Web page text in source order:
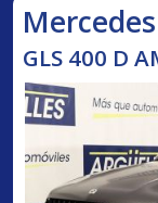
GLS 400 D